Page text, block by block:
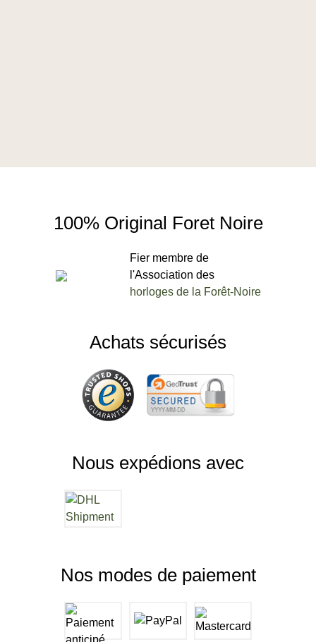
100% Original Foret Noire
Fier membre de
l'Association des
horloges de la Forêt-Noire
Achats sécurisés
Nous expédions avec
Nos modes de paiement